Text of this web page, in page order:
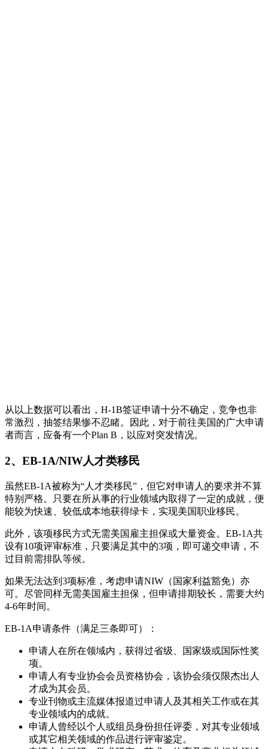
从以上数据可以看出，H-1B签证申请十分不确定，竞争也非
常激烈，抽签结果惨不忍睹。因此，对于前往美国的广大申请
者而言，应备有一个Plan B，以应对突发情况。
2、EB-1A/NIW人才类移民
虽然EB-1A被称为“人才类移民”，但它对申请人的要求并不算
特别严格。只要在所从事的行业领域内取得了一定的成就，便
能较为快速、较低成本地获得绿卡，实现美国职业移民。
此外，该项移民方式无需美国雇主担保或大量资金。EB-1A共
设有10项评审标准，只要满足其中的3项，即可递交申请，不
过目前需排队等候。
如果无法达到3项标准，考虑申请NIW（国家利益豁免）亦
可。尽管同样无需美国雇主担保，但申请排期较长，需要大约
4-6年时间。
EB-1A申请条件（满足三条即可）：
申请人在所在领域内，获得过省级、国家级或国际性奖
项。
申请人有专业协会会员资格协会，该协会须仅限杰出人
才成为其会员。
专业刊物或主流媒体报道过申请人及其相关工作或在其
专业领域内的成就。
申请人曾经以个人或组员身份担任评委，对其专业领域
或其它相关领域的作品进行评审鉴定。